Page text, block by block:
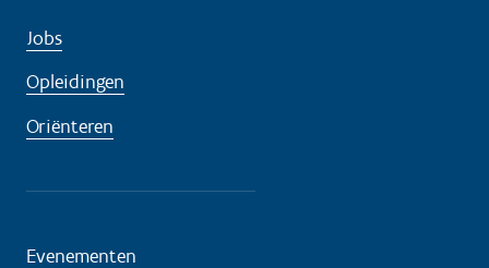
Jobs
Opleidingen
Oriënteren
Evenementen